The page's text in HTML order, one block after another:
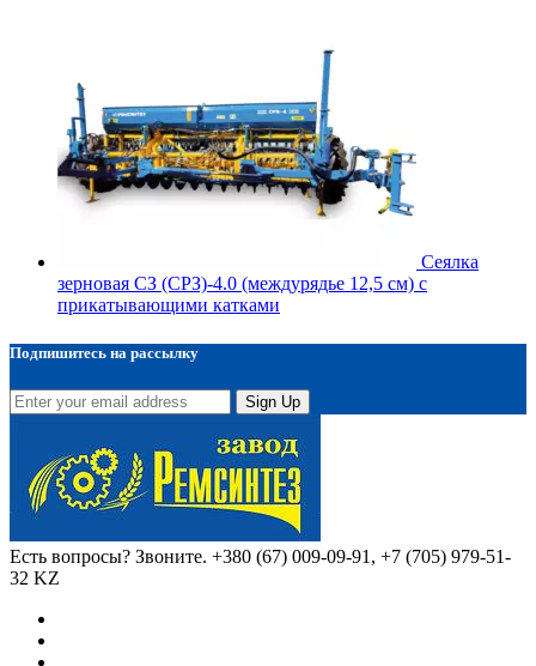
Сеялка
зерновая СЗ (СРЗ)-4.0 (междурядье 12,5 см) с
прикатывающими катками
Подпишитесь на рассылку
Sign Up
Есть вопросы? Звоните. +380 (67) 009-09-91, +7 (705) 979-51-
32 KZ